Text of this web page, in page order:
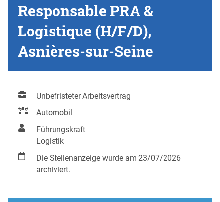
Responsable PRA &
Logistique (H/F/D),
Asnières-sur-Seine
Unbefristeter Arbeitsvertrag
Automobil
Führungskraft
Logistik
Die Stellenanzeige wurde am 23/07/2026
archiviert.